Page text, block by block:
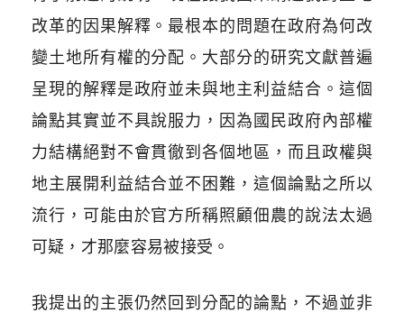
改革的因果解釋。最根本的問題在政府為何改
變土地所有權的分配。大部分的研究文獻普遍
呈現的解釋是政府並未與地主利益結合。這個
論點其實並不具說服力，因為國民政府內部權
力結構絕對不會貫徹到各個地區，而且政權與
地主展開利益結合並不困難，這個論點之所以
流行，可能由於官方所稱照顧佃農的說法太過
可疑，才那麼容易被接受。
我提出的主張仍然回到分配的論點，不過並非